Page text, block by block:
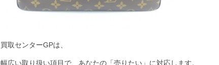
買取センターGPは、
幅広い取り扱い項目で、あなたの「売りたい」に対応します。